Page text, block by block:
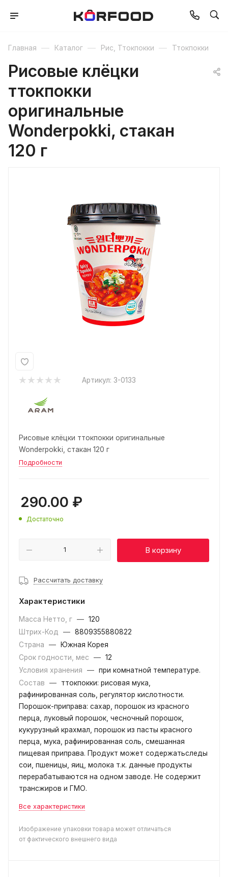
Главная — Каталог — Рис, Ттокпокки — Ттокпокки
Рисовые клёцки
ттокпокки
оригинальные
Wonderpokki, стакан
120 г
Артикул: 3-0133
Рисовые клёцки ттокпокки оригинальные
Wonderpokki, стакан 120 г
Подробности
290.00 ₽
Достаточно
В корзину
Рассчитать доставку
Характеристики
Масса Нетто, г — 120
Штрих-Код
— 8809355880822
Страна
—
Южная Корея
Срок годности, мес
— 12
Условия хранения
— при комнатной температуре.
Состав
—
ттокпокки: рисовая мука,
рафинированная соль, регулятор кислотности.
Порошок-приправа: сахар, порошок из красного
перца, луковый порошок, чесночный порошок,
кукурузный крахмал, порошок из пасты красного
перца, мука, рафинированная соль, смешанная
пищевая приправа. Продукт может содержатьследы
сои, пшеницы, яиц, молока т.к. данные продукты
перерабатываются на одном заводе. Не содержит
трансжиров и ГМО.
Все характеристики
Изображение упаковки товара может отличаться
от фактического внешнего вида